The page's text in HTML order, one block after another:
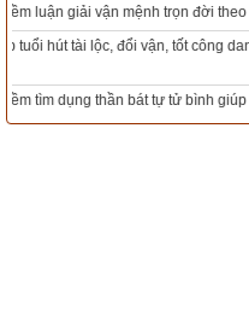
Ngày khởi sự (DL)
Giờ khởi sự
Mua sim Thần tài, Thần tài theo
Tổng Kho Sim Năm sinh 0x - 9x -